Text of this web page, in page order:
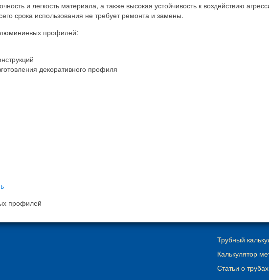
и легкость материала, а также высокая устойчивость к воздействию
срока использования не требует ремонта и замены.
профилей:
декоративного профиля
профилей
Трубный
Калькулятор
Статьи о трубах